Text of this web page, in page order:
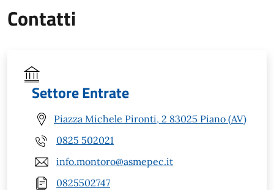
Contatti
Settore Entrate
Piazza Michele Pironti, 2 83025 Piano (AV)
0825 502021
info.montoro@asmepec.it
0825502747